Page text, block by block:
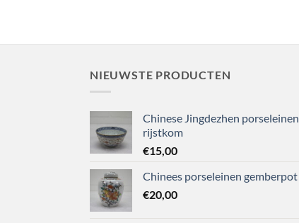
NIEUWSTE PRODUCTEN
Chinese Jingdezhen porseleinen
rijstkom
€15,00
Chinees porseleinen gemberpot
€20,00